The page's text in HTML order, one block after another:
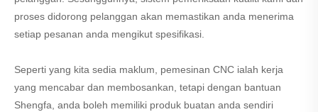
proses didorong pelanggan akan memastikan anda menerima
setiap pesanan anda mengikut spesifikasi.
Seperti yang kita sedia maklum, pemesinan CNC ialah kerja
yang mencabar dan membosankan, tetapi dengan bantuan
Shengfa, anda boleh memiliki produk buatan anda sendiri